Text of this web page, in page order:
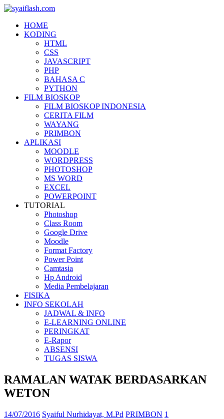
HOME
KODING
HTML
CSS
JAVASCRIPT
PHP
BAHASA C
PYTHON
FILM BIOSKOP
FILM BIOSKOP INDONESIA
CERITA FILM
WAYANG
PRIMBON
APLIKASI
MOODLE
WORDPRESS
PHOTOSHOP
MS WORD
EXCEL
POWERPOINT
TUTORIAL
Photoshop
Class Room
Google Drive
Moodle
Format Factory
Power Point
Camtasia
Hp Android
Media Pembelajaran
FISIKA
INFO SEKOLAH
JADWAL & INFO
E-LEARNING ONLINE
PERINGKAT
E-Rapor
ABSENSI
TUGAS SISWA
RAMALAN WATAK BERDASARKAN
WETON
14/07/2016 Syaiful Nurhidayat, M.Pd PRIMBON 1